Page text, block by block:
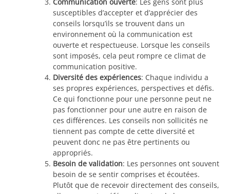
Communication ouverte: Les gens sont plus
susceptibles d’accepter et d’apprécier des
conseils lorsqu’ils se trouvent dans un
environnement où la communication est
ouverte et respectueuse. Lorsque les conseils
sont imposés, cela peut rompre ce climat de
communication positive.
Diversité des expériences: Chaque individu a
ses propres expériences, perspectives et défis.
Ce qui fonctionne pour une personne peut ne
pas fonctionner pour une autre en raison de
ces différences. Les conseils non sollicités ne
tiennent pas compte de cette diversité et
peuvent donc ne pas être pertinents ou
appropriés.
Besoin de validation: Les personnes ont souvent
besoin de se sentir comprises et écoutées.
Plutôt que de recevoir directement des conseils,